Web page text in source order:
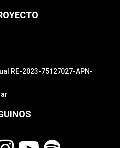
RE-2023-75127027-APN-